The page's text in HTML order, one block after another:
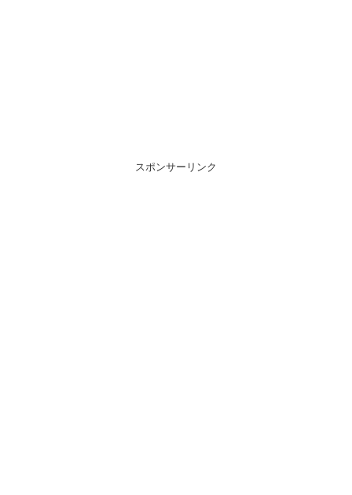
スポンサーリンク